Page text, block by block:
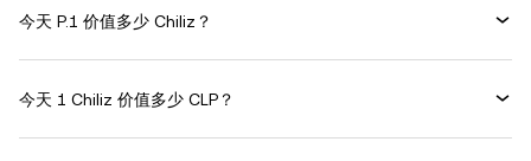
今天 P.1 价值多少 Chiliz？
今天 1 Chiliz 价值多少 CLP？